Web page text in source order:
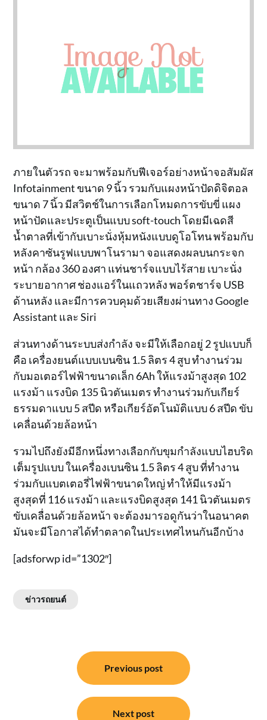
ภายในตัวรถ จะมาพร้อมกับฟีเจอร์อย่างหน้าจอสัมผัส
Infotainment ขนาด 9 นิ้ว รวมกับแผงหน้าปัดดิจิตอล
ขนาด 7 นิ้ว มีสวิตช์ในการเลือกโหมดการขับขี่ แผง
หน้าปัดและประตูเป็นแบบ soft-touch โดยมีเฉดสี
น้ำตาลที่เข้ากับเบาะนั่งหุ้มหนังแบบดูโอโทน พร้อมกับ
หลังคาซันรูฟแบบพาโนรามา จอแสดงผลบนกระจก
หน้า กล้อง 360 องศา แท่นชาร์จแบบไร้สาย เบาะนั่ง
ระบายอากาศ ช่องแอร์ในแถวหลัง พอร์ตชาร์จ USB
ด้านหลัง และมีการควบคุมด้วยเสียงผ่านทาง Google
Assistant และ Siri
ส่วนทางด้านระบบส่งกำลัง จะมีให้เลือกอยู่ 2 รูปแบบก็
คือ เครื่องยนต์แบบเบนซิน 1.5 ลิตร 4 สูบ ทำงานร่วม
กับมอเตอร์ไฟฟ้าขนาดเล็ก 6Ah ให้แรงม้าสูงสุด 102
แรงม้า แรงบิด 135 นิวตันเมตร ทำงานร่วมกับเกียร์
ธรรมดาแบบ 5 สปีด หรือเกียร์อัตโนมัติแบบ 6 สปีด ขับ
เคลื่อนด้วยล้อหน้า
รวมไปถึงยังมีอีกหนึ่งทางเลือกกับขุมกำลังแบบไฮบริด
เต็มรูปแบบ ในเครื่องเบนซิน 1.5 ลิตร 4 สูบ ที่ทำงาน
ร่วมกับแบตเตอรี่ไฟฟ้าขนาดใหญ่ ทำให้มีแรงม้า
สูงสุดที่ 116 แรงม้า และแรงบิดสูงสุด 141 นิวตันเมตร
ขับเคลื่อนด้วยล้อหน้า จะต้องมารอดูกันว่าในอนาคต
มันจะมีโอกาสได้ทำตลาดในประเทศไหนกันอีกบ้าง
[adsforwp id=”1302″]
ข่าวรถยนต์
Previous post
Next post